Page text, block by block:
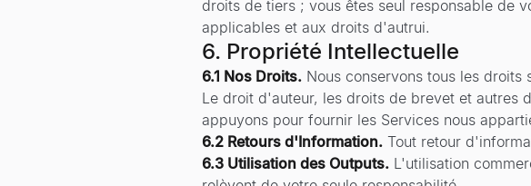
droits de tiers ; vous êtes seul responsable de
applicables et aux droits d'autrui.
6. Propriété Intellectuelle
6.1 Nos Droits. Nous conservons tous les
Le droit d'auteur, les droits de brevet et autres
appuyons pour fournir les Services nous
6.2 Retours d'Information. Tout retour
6.3 Utilisation des Outputs. L'utilisation